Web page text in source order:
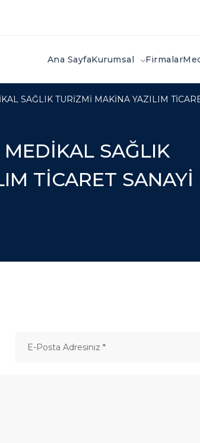
Ana SayfaKurumsal Firmalar
SAĞLIK TURİZMİ MAKİNA YAZILIM
SAĞLIK
TİCARET SANAYİ